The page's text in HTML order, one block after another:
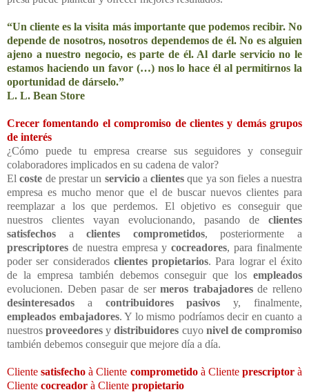
“Un cliente es la visita más importante que podemos recibir. No
depende de nosotros, nosotros dependemos de él. No es alguien
ajeno a nuestro negocio, es parte de él. Al darle servicio no le
estamos haciendo un favor (…) nos lo hace él al permitirnos la
oportunidad de dárselo.”
L. L. Bean Store
Crecer fomentando el compromiso de clientes y demás grupos
de interés
¿Cómo puede tu empresa crearse sus seguidores y conseguir
colaboradores implicados en su cadena de valor?
Elcoste de prestar un servicioaclientes que ya son fieles a nuestra
empresa es mucho menor que el de buscar nuevos clientes para
reemplazar a los que perdemos. El objetivo es conseguir que
nuestros clientes vayan evolucionando, pasando de clientes
satisfechos aclientes comprometidos, posteriormente a
prescriptores de nuestra empresa ycocreadores, para finalmente
poder ser considerados clientes propietarios. Para lograr el éxito
de la empresa también debemos conseguir que los empleados
evolucionen. Deben pasar de sermeros trabajadoresde relleno
desinteresados a contribuidores pasivos y, finalmente,
empleados embajadores. Y lo mismo podríamos decir en cuanto a
nuestrosproveedores ydistribuidores cuyo nivel de compromiso
también debemos conseguir que mejore día a día.
Clientesatisfecho à Cliente comprometido à Cliente prescriptor à
Cliente cocreador à Cliente propietario